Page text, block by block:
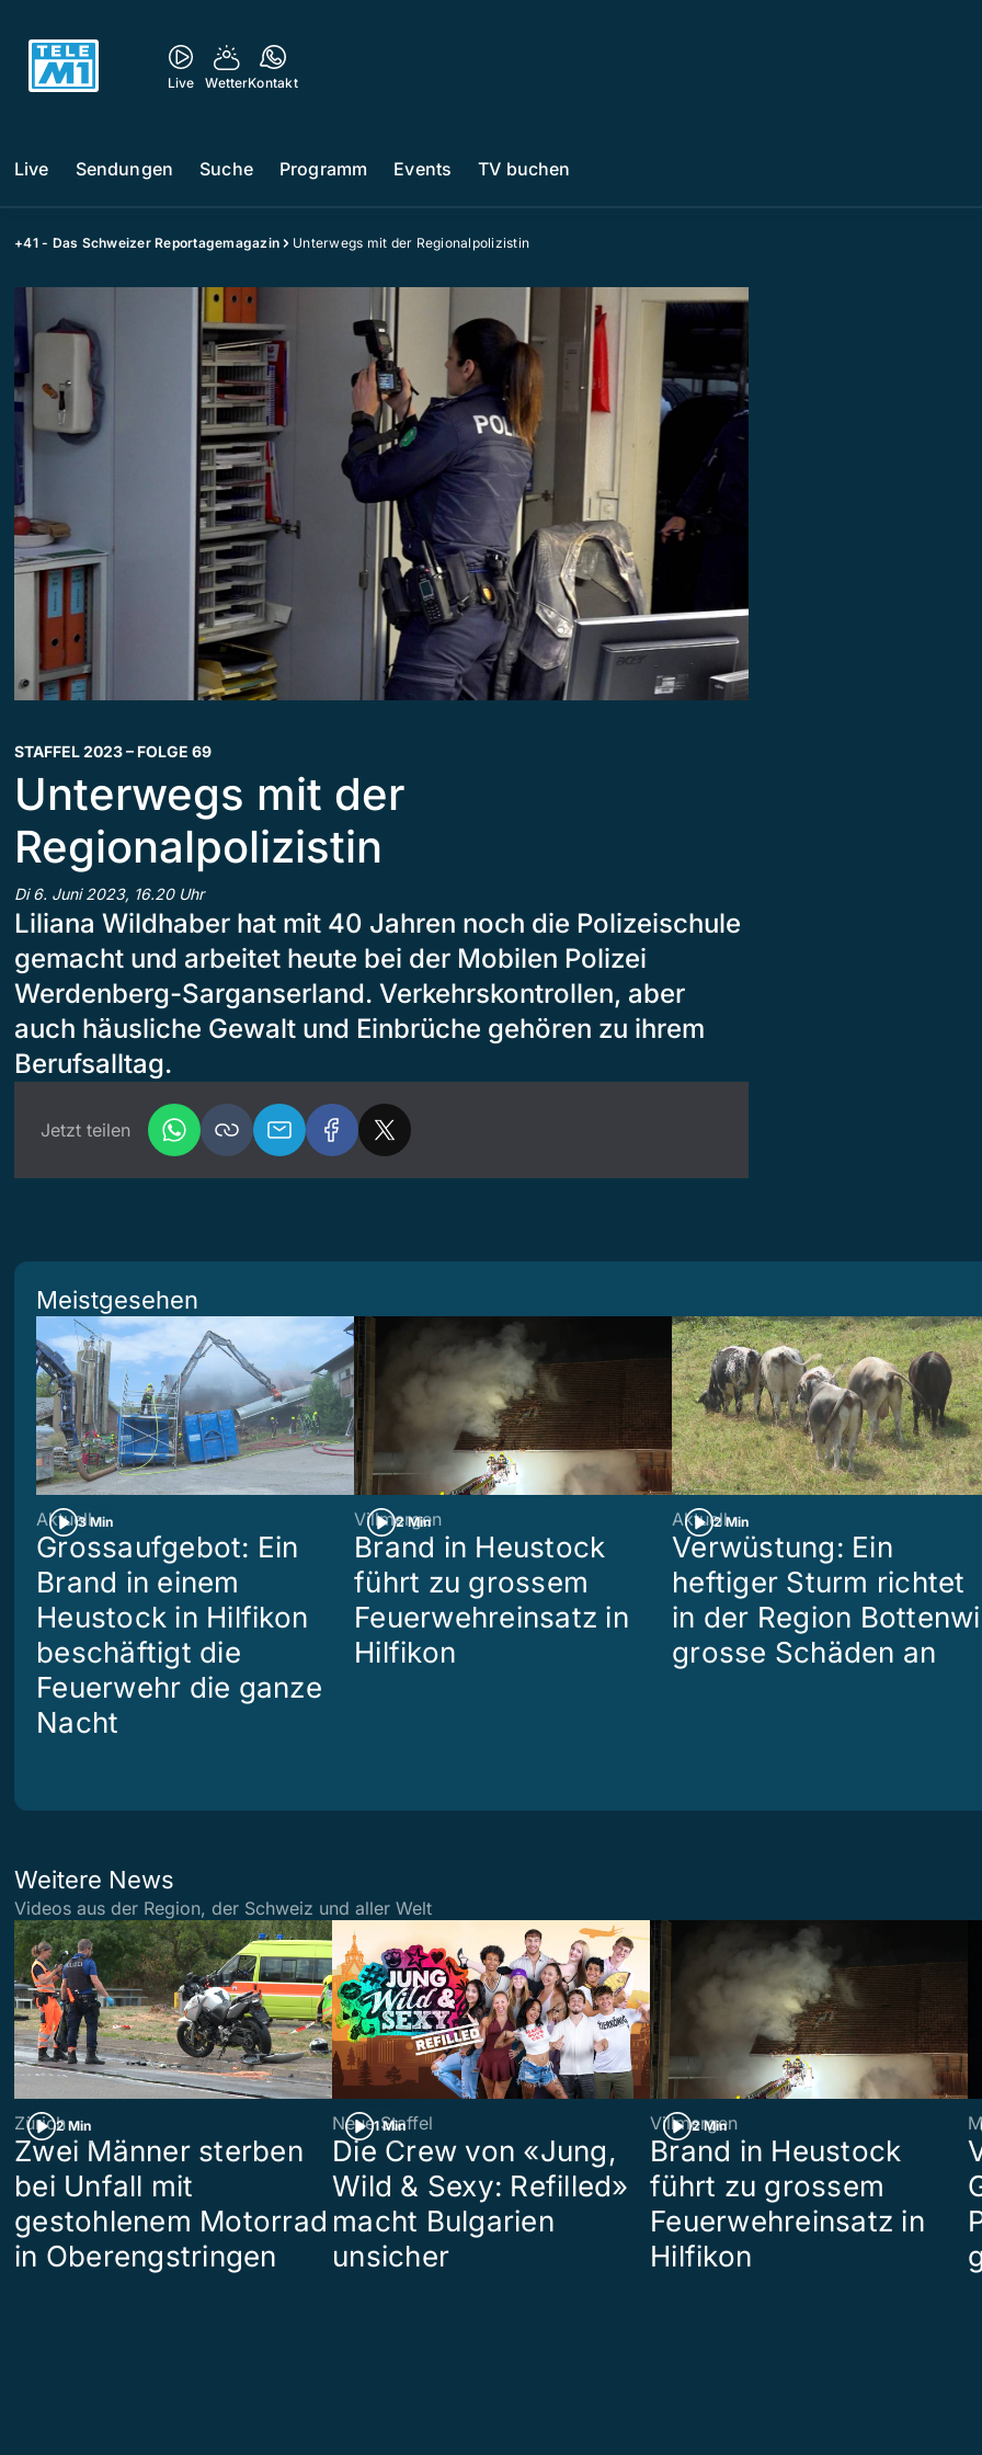
Live WetterKontakt
Live Sendungen Suche Programm Events TV buchen
+41 - Das Schweizer Reportagemagazin Unterwegs mit der Regionalpolizistin
STAFFEL 2023 – FOLGE 69
Unterwegs mit der
Regionalpolizistin
Di 6. Juni 2023, 16.20 Uhr
Liliana Wildhaber hat mit 40 Jahren noch die Polizeischule
gemacht und arbeitet heute bei der Mobilen Polizei
Werdenberg-Sarganserland. Verkehrskontrollen, aber
auch häusliche Gewalt und Einbrüche gehören zu ihrem
Berufsalltag.
Jetzt teilen
Meistgesehen
3 Min
Aktuell
Grossaufgebot: Ein
Brand in einem
Heustock in Hilfikon
beschäftigt die
Feuerwehr die ganze
Nacht
2 Min
Villmergen
Brand in Heustock
führt zu grossem
Feuerwehreinsatz in
Hilfikon
2 Min
Aktuell
Verwüstung: Ein
heftiger Sturm richtet
in der Region
grosse Schäden an
Weitere News
Videos aus der Region, der Schweiz und aller Welt
2 Min
Zürich
Zwei Männer sterben
bei Unfall mit
gestohlenem Motorrad
in Oberengstringen
1 Min
Neue Staffel
Die Crew von «Jung,
Wild & Sexy: Refilled»
macht Bulgarien
unsicher
2 Min
Villmergen
Brand in Heustock
führt zu grossem
Feuerwehreinsatz in
Hilfikon